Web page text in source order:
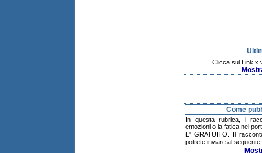
Clicca sul Link x
Come
In questa rubrica, i
emozioni o la fatica nel
E' GRATUITO. Il
potrete inviare al